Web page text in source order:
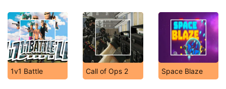
1v1 Battle Call of Ops 2 Space Blaze